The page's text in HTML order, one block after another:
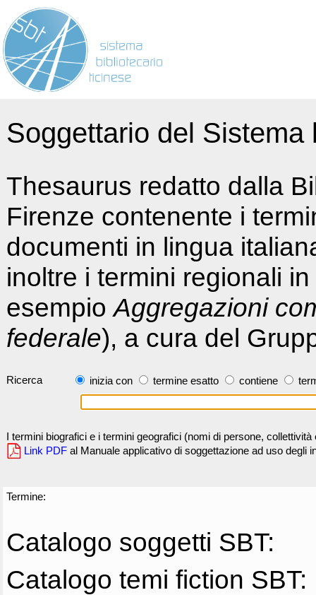
Soggettario del
Thesaurus redatto dalla
Firenze contenente i
documenti in lingua
inoltre i termini regionali
esempioAggregazioni
federale), a cura del
Ricerca inizia con termine esatto contiene
I termini biografici e i termini geografici (nomi di persone,
Link PDF al Manuale applicativo di soggettazione ad uso degli
Termine:
Catalogo soggetti SBT:
Catalogo temi fiction SBT: